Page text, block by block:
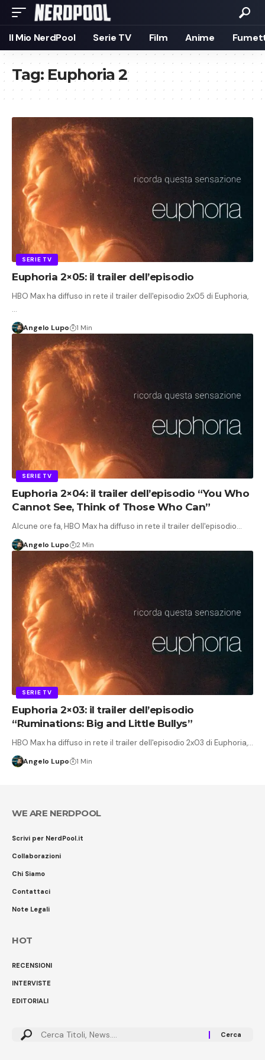
Il Mio NerdPool Serie TV Film Anime
Tag: Euphoria 2
SERIE TV
Euphoria 2×05: il trailer dell’episodio
HBO Max ha diffuso in rete il trailer dell'episodio 2x05 di Euphoria,
…
Angelo Lupo 1 Min
SERIE TV
Euphoria 2×04: il trailer dell’episodio “You Who
Cannot See, Think of Those Who Can”
Alcune ore fa, HBO Max ha diffuso in rete il trailer dell'episodio…
Angelo Lupo 2 Min
SERIE TV
Euphoria 2×03: il trailer dell’episodio
“Ruminations: Big and Little Bullys”
HBO Max ha diffuso in rete il trailer dell'episodio 2x03 di Euphoria,…
Angelo Lupo 1 Min
WE ARE NERDPOOL
Scrivi per NerdPool.it
Collaborazioni
Chi Siamo
Contattaci
Note Legali
HOT
RECENSIONI
INTERVISTE
EDITORIALI
Cerca: